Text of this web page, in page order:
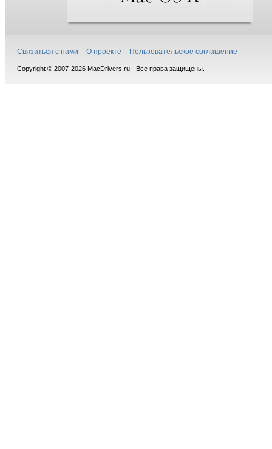
Связаться с нами О проекте Пользовательское соглашение
Copyright © 2007-2026 MacDrivers.ru - Все права защищены.